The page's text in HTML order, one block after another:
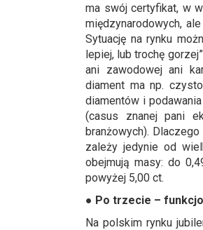
ma swój certyfikat, w
międzynarodowych,
Sytuację na rynku
lepiej, lub trochę
ani zawodowej ani
diament ma np.
diamentów i
(casus znanej pani
branżowych). Dlaczego
zależy jedynie od
obejmują masy: do
powyżej 5,00 ct.
● Po trzecie –
Na polskim rynku